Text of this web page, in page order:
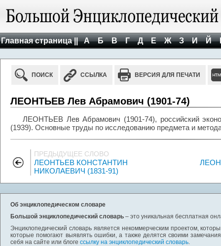
Главная страница || А Б В Г Д Е Ж З И Й
ПОИСК ССЫЛКА ВЕРСИЯ ДЛЯ ПЕЧАТИ
ЛЕОНТЬЕВ Лев Абрамович (1901-74)
ЛЕОНТЬЕВ Лев Абрамович (1901-74), российский
(1939). Основные труды по исследованию предмета и
ПРЕДЫДУЩЕЕ СЛОВО
ЛЕОНТЬЕВ КОНСТАНТИН
НИКОЛАЕВИЧ (1831-91)
Об энциклопедическом словаре
Большой энциклопедический словарь – это уникальная бесплатная
Энциклопедический словарь является некоммерческим проектом,
которые помогают выявлять ошибки, а также делятся своими
себя на сайте или блоге ссылку на энциклопедический словарь.